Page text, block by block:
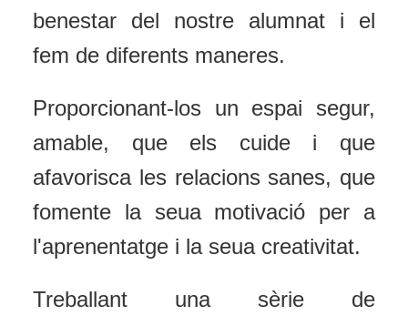
benestar del nostre alumnat i el
fem de diferents maneres.
Proporcionant-los un espai segur,
amable, que els cuide i que
afavorisca les relacions sanes, que
fomente la seua motivació per a
l'aprenentatge i la seua creativitat.
Treballant una sèrie de